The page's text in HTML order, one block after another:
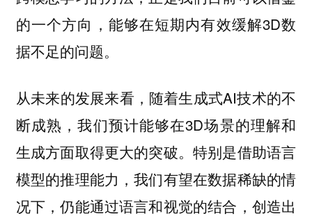
的一个方向，能够在短期内有效缓解3D数
据不足的问题。
从未来的发展来看，随着生成式AI技术的不
断成熟，我们预计能够在3D场景的理解和
生成方面取得更大的突破。特别是借助语言
模型的推理能力，我们有望在数据稀缺的情
况下，仍能通过语言和视觉的结合，创造出